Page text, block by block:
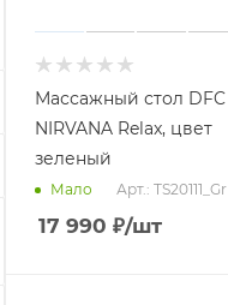
Массажный стол DFC
NIRVANA Relax, цвет
зеленый
Мало Арт.: TS20111_Gr
17 990 ₽/шт